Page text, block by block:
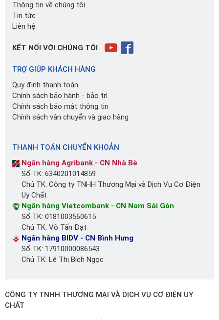
Thông tin về chúng tôi
Tin tức
Liên hệ
KẾT NỐI VỚI CHÚNG TÔI
TRỢ GIÚP KHÁCH HÀNG
Quy định thanh toán
Chính sách bảo hành - bảo trì
Chính sách bảo mật thông tin
Chính sách vận chuyển và giao hàng
THANH TOÁN CHUYỂN KHOẢN
Ngân hàng Agribank - CN Nhà Bè
Số TK: 6340201014859
Chủ TK: Công ty TNHH Thương Mại và Dịch Vụ Cơ Điện
Uy Chất
Ngân hàng Vietcombank - CN Nam Sài Gòn
Số TK: 0181003560615
Chủ TK: Võ Tấn Đạt
Ngân hàng BIDV - CN Bình Hưng
Số TK: 17910000086543
Chủ TK: Lê Thị Bích Ngọc
CÔNG TY TNHH THƯƠNG MẠI VÀ DỊCH VỤ CƠ ĐIỆN UY
CHẤT